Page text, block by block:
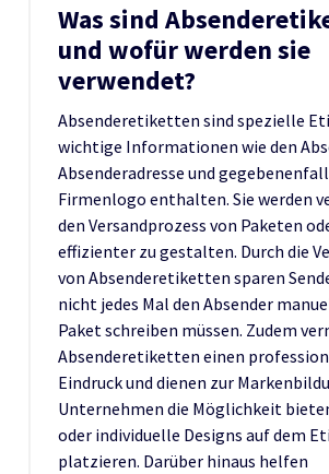
Was sind
und wofür werden sie
verwendet?
Absenderetiketten sind spezielle
wichtige Informationen wie den
Absenderadresse und
Firmenlogo enthalten. Sie werden
den Versandprozess von Paketen
effizienter zu gestalten. Durch die
von Absenderetiketten sparen
nicht jedes Mal den Absender
Paket schreiben müssen. Zudem
Absenderetiketten einen
Eindruck und dienen zur
Unternehmen die Möglichkeit
oder individuelle Designs auf dem
platzieren. Darüber hinaus helfen